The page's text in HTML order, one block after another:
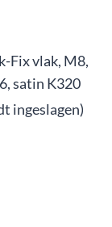
Fix vlak, M8,
satin K320
ingeslagen)